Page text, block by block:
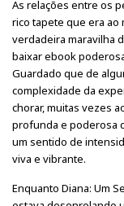
As relações entre os
rico tapete que era
verdadeira maravilha
baixar ebook
Guardado que de
complexidade da
chorar, muitas vezes
profunda e poderosa
um sentido de
viva e vibrante.
Enquanto Diana: Um